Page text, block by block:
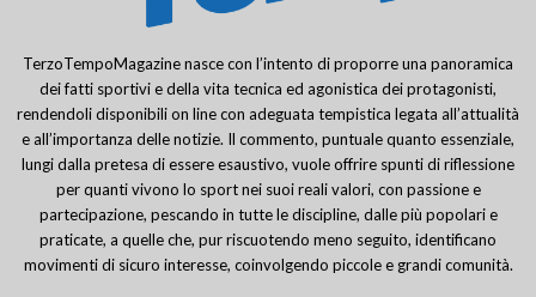
TerzoTempoMagazine nasce con l’intento di proporre una panoramica
dei fatti sportivi e della vita tecnica ed agonistica dei protagonisti,
rendendoli disponibili on line con adeguata tempistica legata all’attualità
e all’importanza delle notizie. Il commento, puntuale quanto essenziale,
lungi dalla pretesa di essere esaustivo, vuole offrire spunti di riflessione
per quanti vivono lo sport nei suoi reali valori, con passione e
partecipazione, pescando in tutte le discipline, dalle più popolari e
praticate, a quelle che, pur riscuotendo meno seguito, identificano
movimenti di sicuro interesse, coinvolgendo piccole e grandi comunità.